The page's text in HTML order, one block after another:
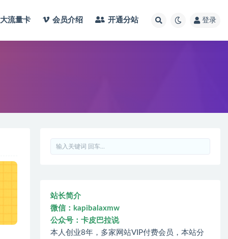
大流量卡 会员介绍 开通分站 登录
站长简介
微信：kapibalaxmw
公众号：卡皮巴拉说
本人创业8年，多家网站VIP付费会员，本站分